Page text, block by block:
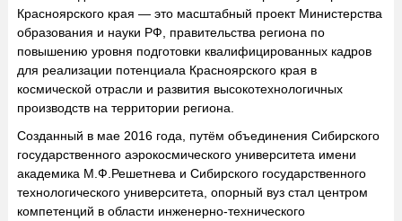
Красноярского края — это масштабный проект Министерства
образования и науки РФ, правительства региона по
повышению уровня подготовки квалифицированных кадров
для реализации потенциала Красноярского края в
космической отрасли и развития высокотехнологичных
производств на территории региона.
Созданный в мае 2016 года, путём объединения Сибирского
государственного аэрокосмического университета имени
академика М.Ф.Решетнева и Сибирского государственного
технологического университета, опорный вуз стал центром
компетенций в области инженерно-технического